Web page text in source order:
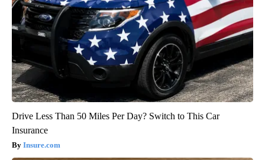
Drive Less Than 50 Miles Per Day? Switch to This Car
Insurance
Insure.com